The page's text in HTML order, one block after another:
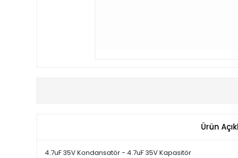
Ürün
4.7uF 35V Kondansatör - 4.7uF 35V Kapasitör